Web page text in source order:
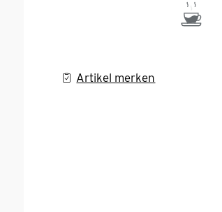
Artikel merken